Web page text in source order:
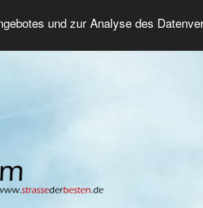
und zur Analyse des
Suche Anmelden